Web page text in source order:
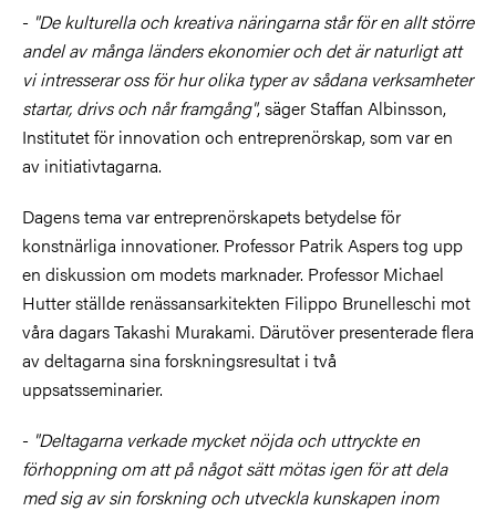
- "De kulturella och kreativa näringarna står för en allt större
andel av många länders ekonomier och det är naturligt att
vi intresserar oss för hur olika typer av sådana verksamheter
startar, drivs och når framgång", säger Staffan Albinsson,
Institutet för innovation och entreprenörskap, som var en
av initiativtagarna.
Dagens tema var entreprenörskapets betydelse för
konstnärliga innovationer. Professor Patrik Aspers tog upp
en diskussion om modets marknader. Professor Michael
Hutter ställde renässansarkitekten Filippo Brunelleschi mot
våra dagars Takashi Murakami. Därutöver presenterade flera
av deltagarna sina forskningsresultat i två
uppsatsseminarier.
- "Deltagarna verkade mycket nöjda och uttryckte en
förhoppning om att på något sätt mötas igen för att dela
med sig av sin forskning och utveckla kunskapen inom